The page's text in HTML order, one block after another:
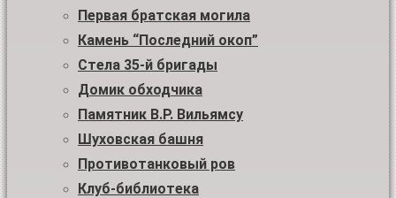
Первая братская могила
Камень “Последний окоп”
Стела 35-й бригады
Домик обходчика
Памятник В.Р. Вильямсу
Шуховская башня
Противотанковый ров
Клуб-библиотека